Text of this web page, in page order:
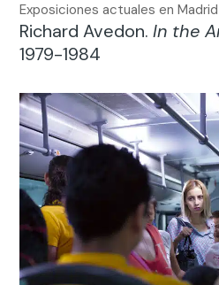
Exposiciones actuales en Madrid
Richard Avedon.In the
1979-1984